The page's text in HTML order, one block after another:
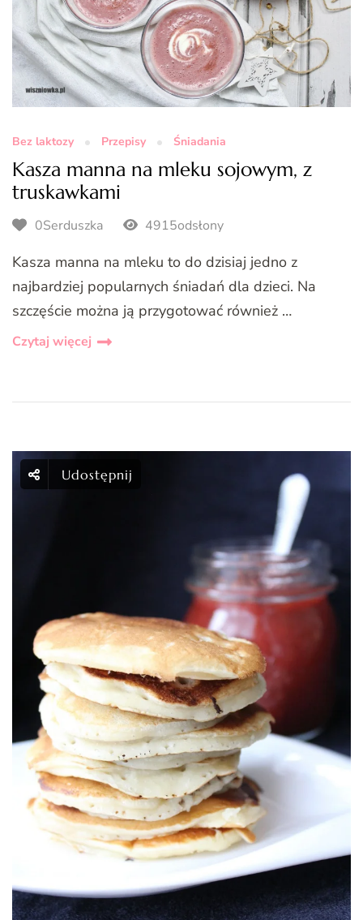
Bez laktozy Przepisy Śniadania
Kasza manna na mleku sojowym, z
truskawkami
0Serduszka 4915odsłony
Kasza manna na mleku to do dzisiaj jedno z
najbardziej popularnych śniadań dla dzieci. Na
szczęście można ją przygotować również …
Czytaj więcej
Udostępnij